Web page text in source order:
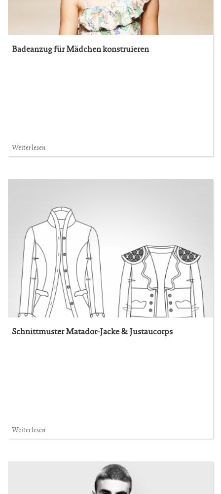
Badeanzug für Mädchen konstruieren
Weiterlesen
Schnittmuster Matador-Jacke & Justaucorps
Weiterlesen